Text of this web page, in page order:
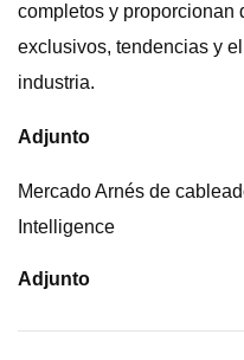
completos y proporcionan
exclusivos, tendencias y
industria.
Adjunto
Mercado Arnés de
Intelligence
Adjunto